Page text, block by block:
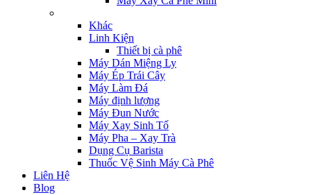
Khác
Linh Kiện
Thiết bị cà phê
Máy Dán Miệng Ly
Máy Ép Trái Cây
Máy Làm Đá
Máy định lượng
Máy Đun Nước
Máy Xay Sinh Tố
Máy Pha – Xay Trà
Dụng Cụ Barista
Thuốc Vệ Sinh Máy Cà Phê
Liên Hệ
Blog